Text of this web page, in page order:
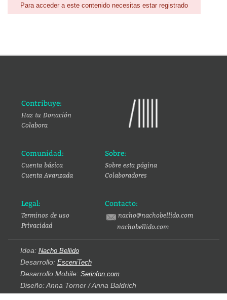
Para acceder a este contenido necesitas estar registrado
Contribuye:
Haz tu Donación
Colabora
Comunidad:
Cuenta básica
Cuenta Avanzada
Sobre:
Sobre esta página
Colaboradores
Legal:
Terminos de uso
Privacidad
Contacto:
nacho@nachobellido.com
nachobellido.com
Idea: Nacho Bellido
Desarrollo: EsceniTech
Desarrollo Mobile: Serinfon.com
Diseño: Anna Torner / Anna Baldrich